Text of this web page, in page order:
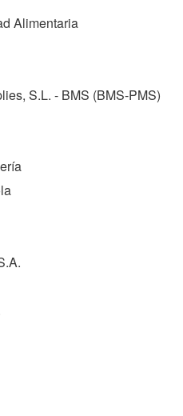
Alimentaria
S.L. - BMS (BMS-PMS)